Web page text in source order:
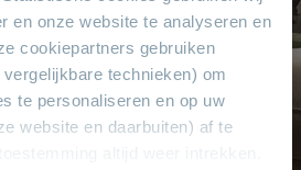
en onze website te analyseren en
cookiepartners gebruiken
technieken) om
te personaliseren en op uw
website en daarbuiten) af te
voor al uw meubelen! Geen
aan huis!
kwaliteit
aanbiedingen